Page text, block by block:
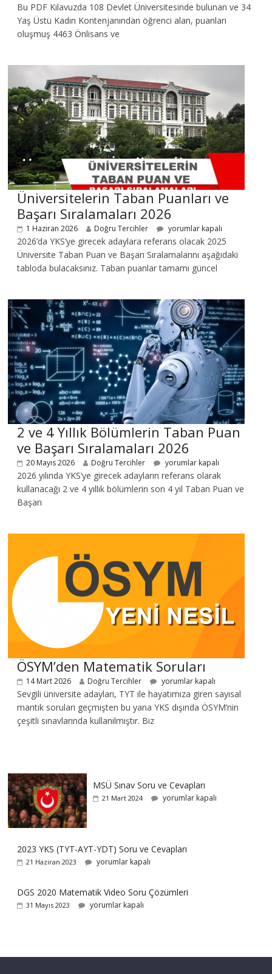
Bu PDF Kılavuzda 108 Devlet Üniversitesinde bulunan ve 34
Yaş Üstü Kadın Kontenjanından öğrenci alan, puanları
oluşmuş 4463 Önlisans ve
Üniversitelerin Taban Puanları ve
Başarı Sıralamaları 2026
1 Haziran 2026 Doğru Tercihler yorumlar kapalı
2026’da YKS’ye girecek adaylara referans olacak 2025
Üniversite Taban Puan ve Başarı Sıralamalarını aşağıdaki
tabloda bulacaksınız. Taban puanlar tamamı güncel
2 ve 4 Yıllık Bölümlerin Taban Puan
ve Başarı Sıralamaları 2026
20 Mayıs 2026 Doğru Tercihler yorumlar kapalı
2026 yılında YKS’ye girecek adayların referans olarak
kullanacağı 2 ve 4 yıllık bölümlerin son 4 yıl Taban Puan ve
Başarı
ÖSYM’den Matematik Soruları
14 Mart 2026 Doğru Tercihler yorumlar kapalı
Sevgili üniversite adayları, TYT ile hayatımıza giren sayısal
mantık soruları geçmişten bu yana YKS dışında ÖSYM’nin
çeşitli sınavlarında kullanılmıştır. Biz
MSÜ Sınav Soru ve Cevapları
21 Mart 2024 yorumlar kapalı
2023 YKS (TYT-AYT-YDT) Soru ve Cevapları
21 Haziran 2023 yorumlar kapalı
DGS 2020 Matematik Video Soru Çözümleri
31 Mayıs 2023 yorumlar kapalı